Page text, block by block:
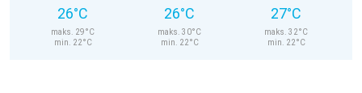
26°C
maks. 29°C
min. 22°C
26°C
maks. 30°C
min. 22°C
27°C
maks. 32°C
min. 22°C